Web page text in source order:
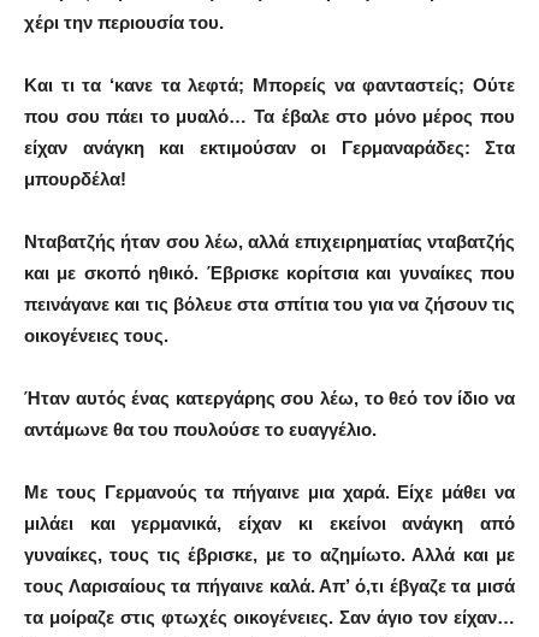
χέρι την περιουσία του.
Και τι τα ‘κανε τα λεφτά; Μπορείς να φανταστείς; Ούτε
που σου πάει το μυαλό… Τα έβαλε στο μόνο μέρος που
είχαν ανάγκη και εκτιμούσαν οι Γερμαναράδες: Στα
μπουρδέλα!
Νταβατζής ήταν σου λέω, αλλά επιχειρηματίας νταβατζής
και με σκοπό ηθικό. Έβρισκε κορίτσια και γυναίκες που
πεινάγανε και τις βόλευε στα σπίτια του για να ζήσουν τις
οικογένειες τους.
Ήταν αυτός ένας κατεργάρης σου λέω, το θεό τον ίδιο να
αντάμωνε θα του πουλούσε το ευαγγέλιο.
Με τους Γερμανούς τα πήγαινε μια χαρά. Είχε μάθει να
μιλάει και γερμανικά, είχαν κι εκείνοι ανάγκη από
γυναίκες, τους τις έβρισκε, με το αζημίωτο. Αλλά και με
τους Λαρισαίους τα πήγαινε καλά. Απ’ ό,τι έβγαζε τα μισά
τα μοίραζε στις φτωχές οικογένειες. Σαν άγιο τον είχαν…